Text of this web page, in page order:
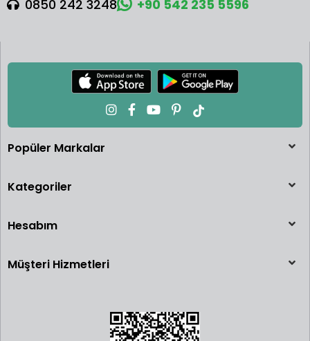
0850 242 3248 +90 542 235 5596
Popüler Markalar
Kategoriler
Hesabım
Müşteri Hizmetleri